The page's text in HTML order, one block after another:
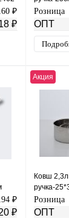
₽
₽
НЕРЖ
Розница
ОПТ
₽
₽
Акция
Ковш
ручка-
Розница
ОПТ